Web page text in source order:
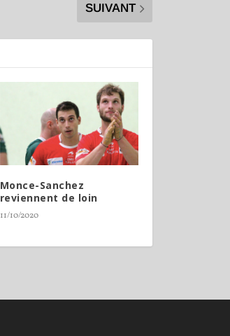
SUIVANT
Monce-Sanchez
reviennent de loin
11/10/2020